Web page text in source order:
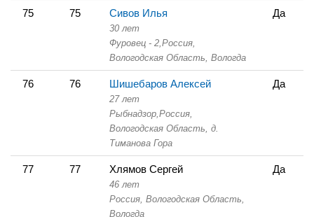
75 75 Сивов Илья
30 лет
Фуровец - 2, Россия,
Вологодская Область, Вологда
Да
76 76 Шишебаров Алексей
27 лет
Рыбнадзор, Россия,
Вологодская Область, д.
Тиманова Гора
Да
77 77 Хлямов Сергей
46 лет
Россия, Вологодская Область,
Вологда
Да